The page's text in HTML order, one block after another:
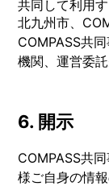
共同して利用
北九州市、
COMPASS共
機関、運営委
6. 開示
COMPASS共
様ご自身の情